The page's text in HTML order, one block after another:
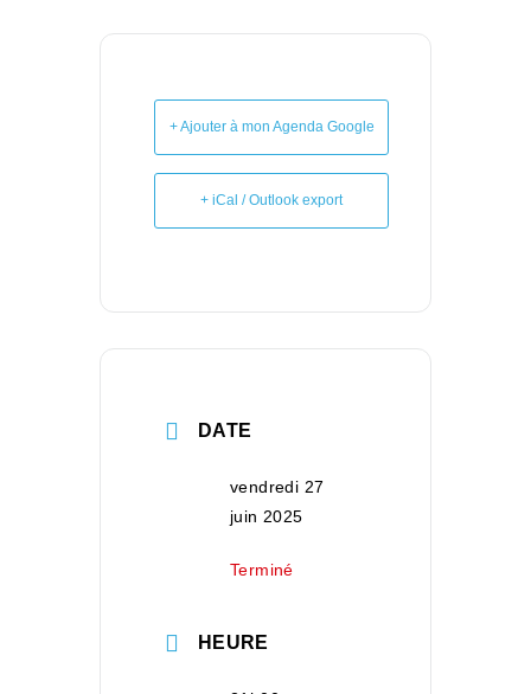
+ Ajouter à mon Agenda Google
+ iCal / Outlook export
DATE
vendredi 27
juin 2025
Terminé
HEURE